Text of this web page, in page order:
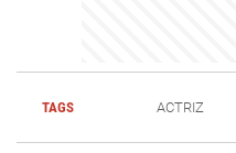
TAGS ACTRIZ